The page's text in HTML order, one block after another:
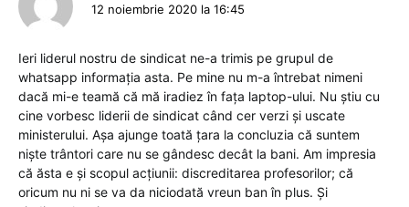
12 noiembrie 2020 la 16:45
Ieri liderul nostru de sindicat ne-a trimis pe grupul de
whatsapp informația asta. Pe mine nu m-a întrebat nimeni
dacă mi-e teamă că mă iradiez în fața laptop-ului. Nu știu cu
cine vorbesc liderii de sindicat când cer verzi și uscate
ministerului. Așa ajunge toată țara la concluzia că suntem
niște trântori care nu se gândesc decât la bani. Am impresia
că ăsta e și scopul acțiunii: discreditarea profesorilor; că
oricum nu ni se va da niciodată vreun ban în plus. Și